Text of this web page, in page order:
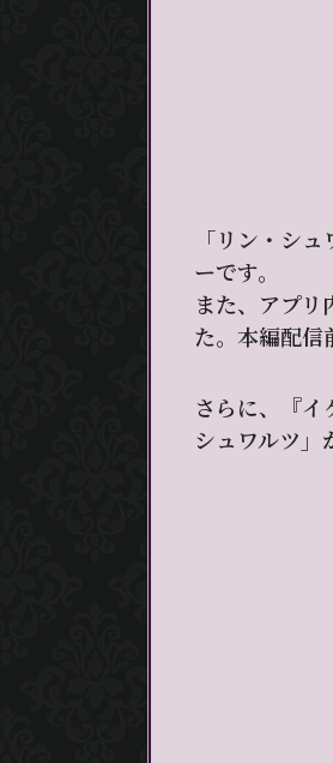
「リン・シ
ーです。
また、アプ
た。本編配信
さらに、『
シュワルツ」